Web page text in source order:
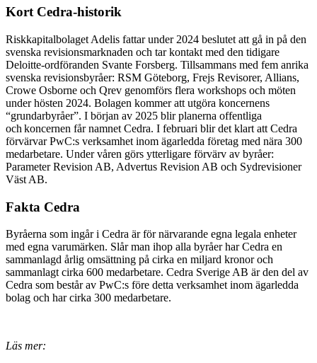
Kort Cedra-historik
Riskkapitalbolaget Adelis fattar under 2024 beslutet att gå in på den
svenska revisionsmarknaden och tar kontakt med den tidigare
Deloitte-ordföranden Svante Forsberg. Tillsammans med fem anrika
svenska revisionsbyråer: RSM Göteborg, Frejs Revisorer, Allians,
Crowe Osborne och Qrev genomförs flera workshops och möten
under hösten 2024. Bolagen kommer att utgöra koncernens
“grundarbyråer”. I början av 2025 blir planerna offentliga
och koncernen får namnet Cedra. I februari blir det klart att Cedra
förvärvar PwC:s verksamhet inom ägarledda företag med nära 300
medarbetare. Under våren görs ytterligare förvärv av byråer:
Parameter Revision AB, Advertus Revision AB och Sydrevisioner
Väst AB.
Fakta Cedra
Byråerna som ingår i Cedra är för närvarande egna legala enheter
med egna varumärken. Slår man ihop alla byråer har Cedra en
sammanlagd årlig omsättning på cirka en miljard kronor och
sammanlagt cirka 600 medarbetare. Cedra Sverige AB är den del av
Cedra som består av PwC:s före detta verksamhet inom ägarledda
bolag och har cirka 300 medarbetare.
Läs mer: